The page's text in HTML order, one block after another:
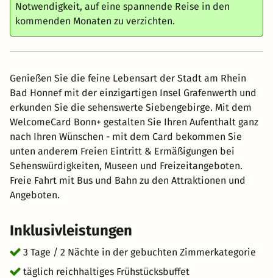
Notwendigkeit, auf eine spannende Reise in den
kommenden Monaten zu verzichten.
Genießen Sie die feine Lebensart der Stadt am Rhein
Bad Honnef mit der einzigartigen Insel Grafenwerth und
erkunden Sie die sehenswerte Siebengebirge. Mit dem
WelcomeCard Bonn+ gestalten Sie Ihren Aufenthalt ganz
nach Ihren Wünschen - mit dem Card bekommen Sie
unten anderem Freien Eintritt & Ermäßigungen bei
Sehenswürdigkeiten, Museen und Freizeitangeboten.
Freie Fahrt mit Bus und Bahn zu den Attraktionen und
Angeboten.
Inklusivleistungen
3 Tage / 2 Nächte in der gebuchten Zimmerkategorie
täglich reichhaltiges Frühstücksbuffet